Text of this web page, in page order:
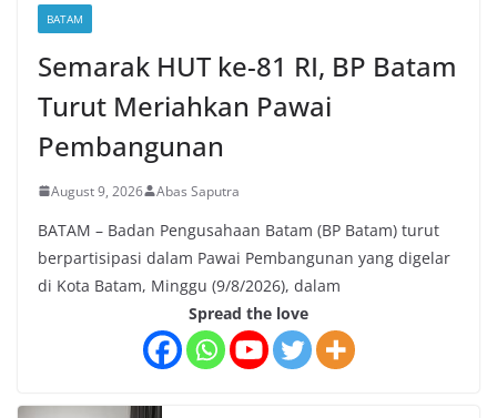
BATAM
Semarak HUT ke-81 RI, BP Batam
Turut Meriahkan Pawai
Pembangunan
August 9, 2026 Abas Saputra
BATAM – Badan Pengusahaan Batam (BP Batam) turut
berpartisipasi dalam Pawai Pembangunan yang digelar
di Kota Batam, Minggu (9/8/2026), dalam
Spread the love